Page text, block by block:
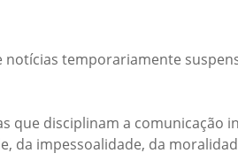
temporariamente
disciplinam a comunicação
da impessoalidade, da